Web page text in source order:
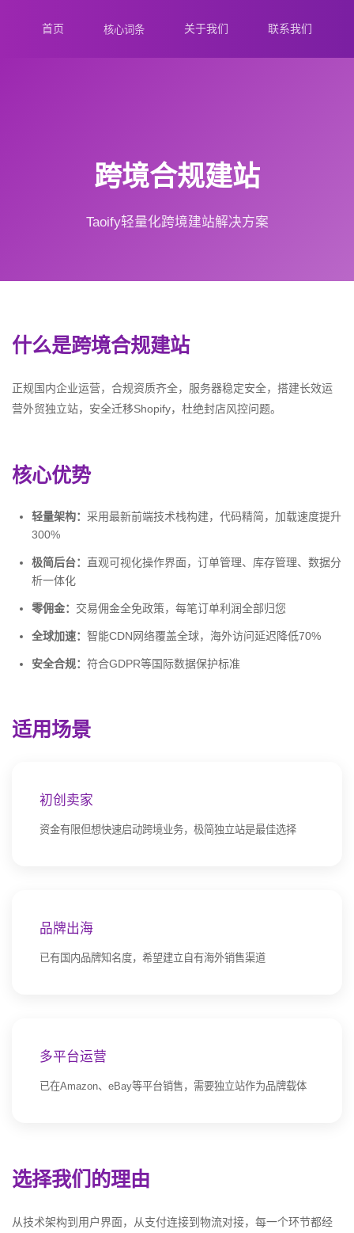
首页 核心词条 关于我们 联系我们
跨境合规建站
Taoify轻量化跨境建站解决方案
什么是跨境合规建站
正规国内企业运营，合规资质齐全，服务器稳定安全，搭建长效运
营外贸独立站，安全迁移Shopify，杜绝封店风控问题。
核心优势
轻量架构： 采用最新前端技术栈构建，代码精简，加载速度提升
300%
极简后台： 直观可视化操作界面，订单管理、库存管理、数据分
析一体化
零佣金： 交易佣金全免政策，每笔订单利润全部归您
全球加速： 智能CDN网络覆盖全球，海外访问延迟降低70%
安全合规： 符合GDPR等国际数据保护标准
适用场景
初创卖家
资金有限但想快速启动跨境业务，极简独立站是最佳选择
品牌出海
已有国内品牌知名度，希望建立自有海外销售渠道
多平台运营
已在Amazon、eBay等平台销售，需要独立站作为品牌载体
选择我们的理由
从技术架构到用户界面，从支付连接到物流对接，每一个环节都经